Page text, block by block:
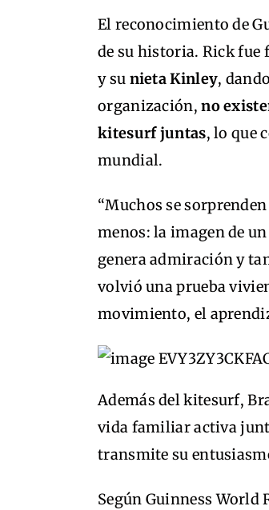
El reconocimiento de
de su historia. Rick
y su nieta Kinley,
organización,no
kitesurf juntas, lo que
mundial.
“Muchos se
menos: la imagen de
genera admiración y
volvió una prueba
movimiento, el
Además del kitesurf,
vida familiar activa
transmite su
Según Guinness World